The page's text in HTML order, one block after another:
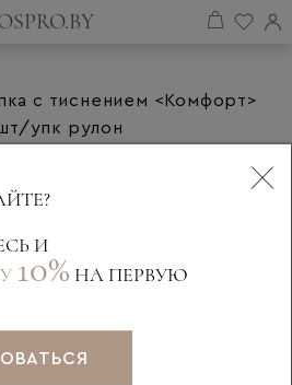
с тиснением <Комфорт>
упк рулон
И
10% НА ПЕРВУЮ